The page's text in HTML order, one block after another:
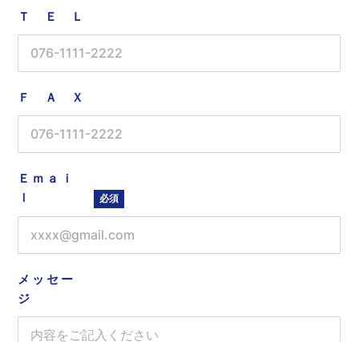
ＴＥＬ
ＦＡＸ
Ｅｍａｉ
ｌ
必須
メッセー
ジ